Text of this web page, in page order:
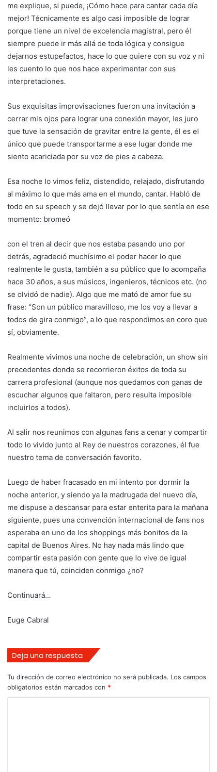
me explique, si puede, ¡Cómo hace para cantar cada día
mejor! Técnicamente es algo casi imposible de lograr
porque tiene un nivel de excelencia magistral, pero él
siempre puede ir más allá de toda lógica y consigue
dejarnos estupefactos, hace lo que quiere con su voz y ni
les cuento lo que nos hace experimentar con sus
interpretaciones.
Sus exquisitas improvisaciones fueron una invitación a
cerrar mis ojos para lograr una conexión mayor, les juro
que tuve la sensación de gravitar entre la gente, él es el
único que puede transportarme a ese lugar donde me
siento acariciada por su voz de pies a cabeza.
Esa noche lo vimos feliz, distendido, relajado, disfrutando
al máximo lo que más ama en el mundo, cantar. Habló de
todo en su speech y se dejó llevar por lo que sentía en ese
momento: bromeó
con el tren al decir que nos estaba pasando uno por
detrás, agradeció muchísimo el poder hacer lo que
realmente le gusta, también a su público que lo acompaña
hace 30 años, a sus músicos, ingenieros, técnicos etc. (no
se olvidó de nadie). Algo que me mató de amor fue su
frase: “Son un público maravilloso, me los voy a llevar a
todos de gira conmigo”, a lo que respondimos en coro que
sí, obviamente.
Realmente vivimos una noche de celebración, un show sin
precedentes donde se recorrieron éxitos de toda su
carrera profesional (aunque nos quedamos con ganas de
escuchar algunos que faltaron, pero resulta imposible
incluirlos a todos).
Al salir nos reunimos con algunas fans a cenar y compartir
todo lo vivido junto al Rey de nuestros corazones, él fue
nuestro tema de conversación favorito.
Luego de haber fracasado en mi intento por dormir la
noche anterior, y siendo ya la madrugada del nuevo día,
me dispuse a descansar para estar enterita para la mañana
siguiente, pues una convención internacional de fans nos
esperaba en uno de los shoppings más bonitos de la
capital de Buenos Aires. No hay nada más lindo que
compartir esta pasión con gente que lo vive de igual
manera que tú, coinciden conmigo ¿no?
Continuará…
Euge Cabral
Deja una respuesta
Tu dirección de correo electrónico no será publicada. Los campos
obligatorios están marcados con *